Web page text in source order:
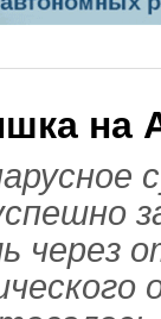
на
через